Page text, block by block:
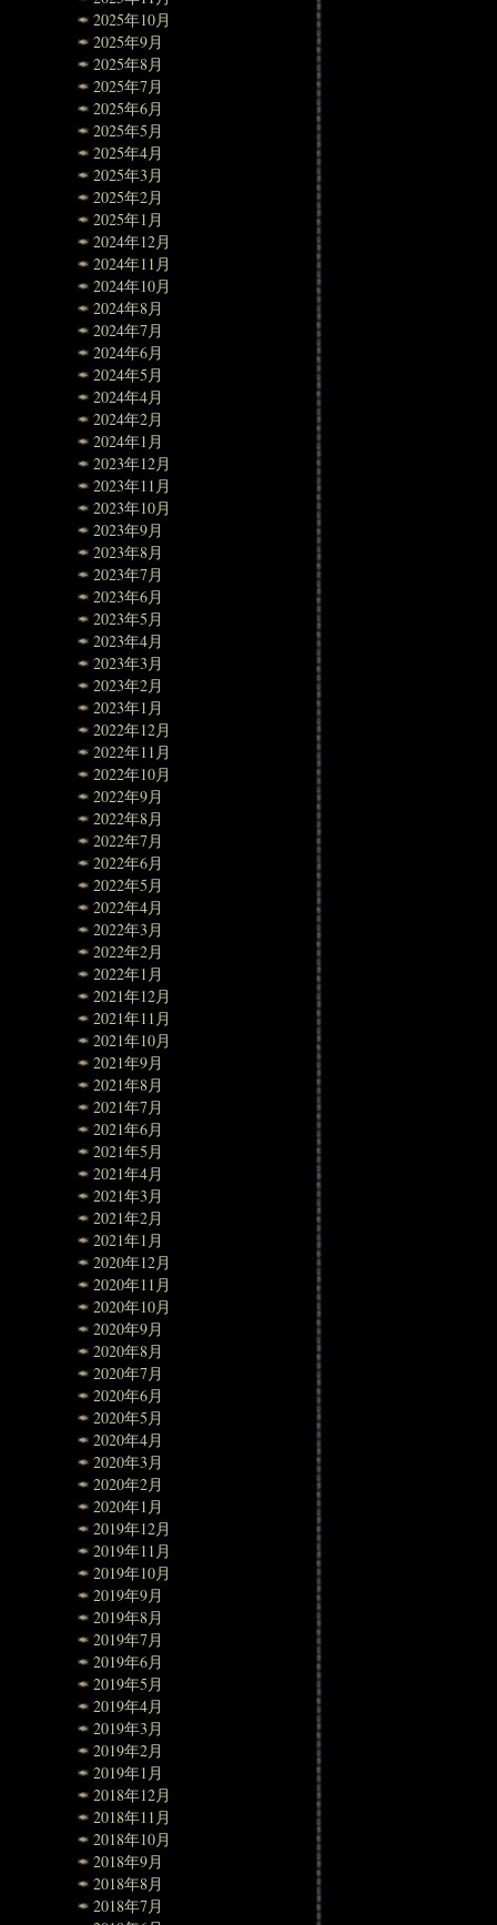
2025年10月
2025年9月
2025年8月
2025年7月
2025年6月
2025年5月
2025年4月
2025年3月
2025年2月
2025年1月
2024年12月
2024年11月
2024年10月
2024年8月
2024年7月
2024年6月
2024年5月
2024年4月
2024年2月
2024年1月
2023年12月
2023年11月
2023年10月
2023年9月
2023年8月
2023年7月
2023年6月
2023年5月
2023年4月
2023年3月
2023年2月
2023年1月
2022年12月
2022年11月
2022年10月
2022年9月
2022年8月
2022年7月
2022年6月
2022年5月
2022年4月
2022年3月
2022年2月
2022年1月
2021年12月
2021年11月
2021年10月
2021年9月
2021年8月
2021年7月
2021年6月
2021年5月
2021年4月
2021年3月
2021年2月
2021年1月
2020年12月
2020年11月
2020年10月
2020年9月
2020年8月
2020年7月
2020年6月
2020年5月
2020年4月
2020年3月
2020年2月
2020年1月
2019年12月
2019年11月
2019年10月
2019年9月
2019年8月
2019年7月
2019年6月
2019年5月
2019年4月
2019年3月
2019年2月
2019年1月
2018年12月
2018年11月
2018年10月
2018年9月
2018年8月
2018年7月